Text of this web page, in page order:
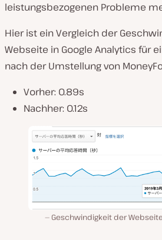
leistungsbezogenen Probleme
Hier ist ein Vergleich der
Webseite in Google Analytics für
nach der Umstellung von
Vorher: 0.89s
Nachher: 0.12s
Geschwindigkeit der